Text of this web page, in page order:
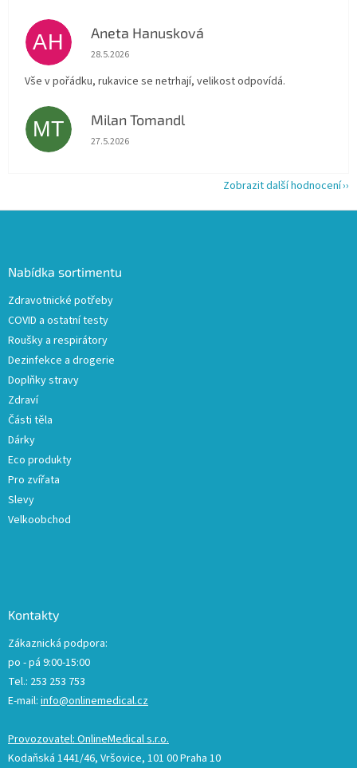
AH Aneta Hanusková
Hodnocení obchodu je 5 z 5 hvězdiček.
28.5.2026
Vše v pořádku, rukavice se netrhají, velikost odpovídá.
MT Milan Tomandl
Hodnocení obchodu je 5 z 5 hvězdiček.
27.5.2026
Zobrazit další hodnocení
Nabídka sortimentu
Zdravotnické potřeby
COVID a ostatní testy
Roušky a respirátory
Dezinfekce a drogerie
Doplňky stravy
Zdraví
Části těla
Dárky
Eco produkty
Pro zvířata
Slevy
Velkoobchod
Kontakty
Zákaznická podpora:
po - pá 9:00-15:00
Tel.: 253 253 753
E-mail: info@onlinemedical.cz
Provozovatel: OnlineMedical s.r.o.
Kodaňská 1441/46, Vršovice, 101 00 Praha 10